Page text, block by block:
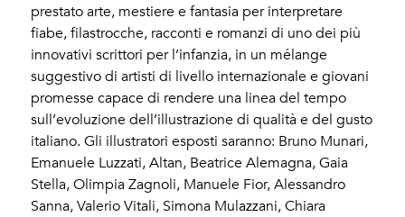
prestato arte, mestiere e fantasia per interpretare
fiabe, filastrocche, racconti e romanzi di uno dei più
innovativi scrittori per l’infanzia, in un mélange
suggestivo di artisti di livello internazionale e giovani
promesse capace di rendere una linea del tempo
sull’evoluzione dell’illustrazione di qualità e del gusto
italiano. Gli illustratori esposti saranno: Bruno Munari,
Emanuele Luzzati, Altan, Beatrice Alemagna, Gaia
Stella, Olimpia Zagnoli, Manuele Fior, Alessandro
Sanna, Valerio Vitali, Simona Mulazzani, Chiara